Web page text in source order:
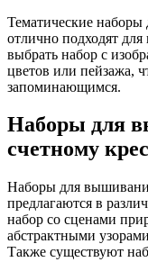
Тематические
отлично подходят
выбрать набор с
цветов или пейзажа,
запоминающимся.
Наборы для
счетному
Наборы для
предлагаются в
набор со сценами
абстрактными
Также существуют